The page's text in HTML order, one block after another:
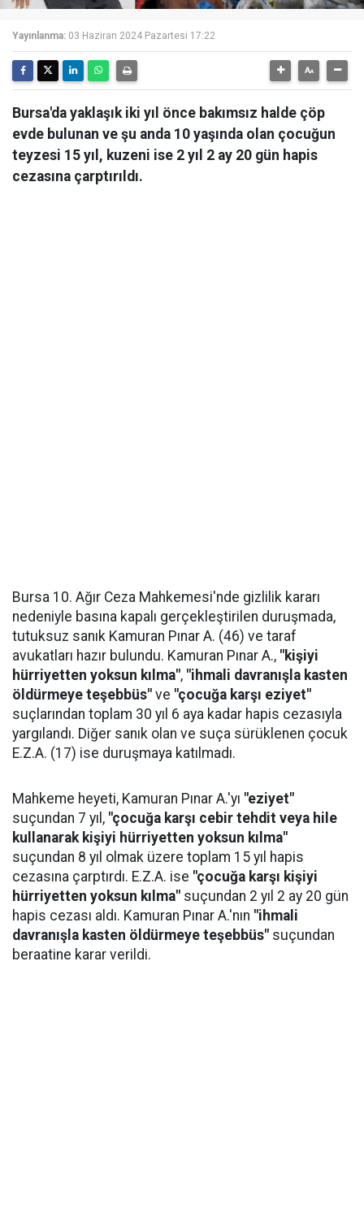
Yayınlanma: 03 Haziran 2024 Pazartesi 17:22
Bursa'da yaklaşık iki yıl önce bakımsız halde çöp
evde bulunan ve şu anda 10 yaşında olan çocuğun
teyzesi 15 yıl, kuzeni ise 2 yıl 2 ay 20 gün hapis
cezasına çarptırıldı.
Bursa 10. Ağır Ceza Mahkemesi'nde gizlilik kararı
nedeniyle basına kapalı gerçekleştirilen duruşmada,
tutuksuz sanık Kamuran Pınar A. (46) ve taraf
avukatları hazır bulundu. Kamuran Pınar A., "kişiyi
hürriyetten yoksun kılma", "ihmali davranışla kasten
öldürmeye teşebbüs" ve "çocuğa karşı eziyet"
suçlarından toplam 30 yıl 6 aya kadar hapis cezasıyla
yargılandı. Diğer sanık olan ve suça sürüklenen çocuk
E.Z.A. (17) ise duruşmaya katılmadı.
Mahkeme heyeti, Kamuran Pınar A.'yı "eziyet"
suçundan 7 yıl, "çocuğa karşı cebir tehdit veya hile
kullanarak kişiyi hürriyetten yoksun kılma"
suçundan 8 yıl olmak üzere toplam 15 yıl hapis
cezasına çarptırdı. E.Z.A. ise "çocuğa karşı kişiyi
hürriyetten yoksun kılma" suçundan 2 yıl 2 ay 20 gün
hapis cezası aldı. Kamuran Pınar A.'nın "ihmali
davranışla kasten öldürmeye teşebbüs" suçundan
beraatine karar verildi.